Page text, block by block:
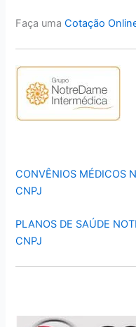
Faça umaCotação
CONVÊNIOS MÉDICOS
CNPJ
PLANOS DE SAÚDE
CNPJ